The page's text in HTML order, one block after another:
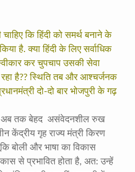
चाहिए कि हिंदी को समर्थ बनाने के
है. क्या हिंदी के लिए सर्वाधिक
कर चुपचाप उसकी सेवा
है?? स्थिति तब और आश्चर्जनक
दो-दो बार भोजपुरी के गढ़
अब तक बेहद असंवेदनशील रुख
केंद्रीय गृह राज्य मंत्री किरण
बोली और भाषा का विकास
से प्रभावित होता है, अत: उन्हें